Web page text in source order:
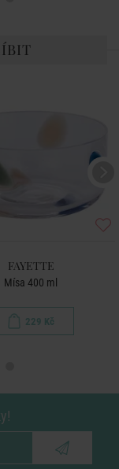
FAYETTE
Mísa 400 ml
229 Kč